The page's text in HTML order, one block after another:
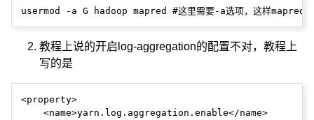
教程上说的开启log-aggregation的配置不对，教程上
写的是
<property>
    <name>yarn.log.aggregation.enable</name>